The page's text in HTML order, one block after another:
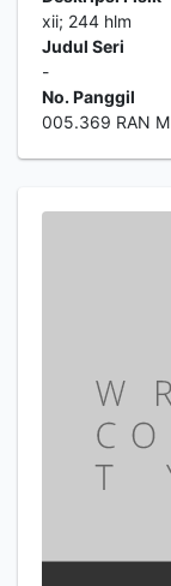
xii; 244 hlm
Judul Seri
-
No. Panggil
005.369 RAN M